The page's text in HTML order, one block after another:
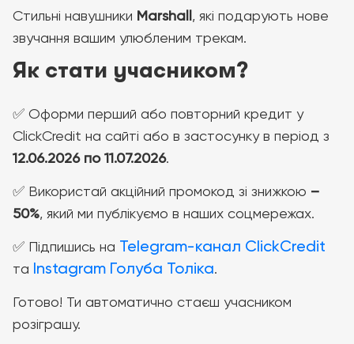
Стильні навушники Marshall, які подарують нове
звучання вашим улюбленим трекам.
Як стати учасником?
✅ Оформи перший або повторний кредит у
ClickCredit на сайті або в застосунку в період з
12.06.2026 по 11.07.2026.
✅ Використай акційний промокод зі знижкою –
50%, який ми публікуємо в наших соцмережах.
✅ Підпишись на Telegram-канал ClickCredit
та Instagram Голуба Толіка.
Готово! Ти автоматично стаєш учасником
розіграшу.